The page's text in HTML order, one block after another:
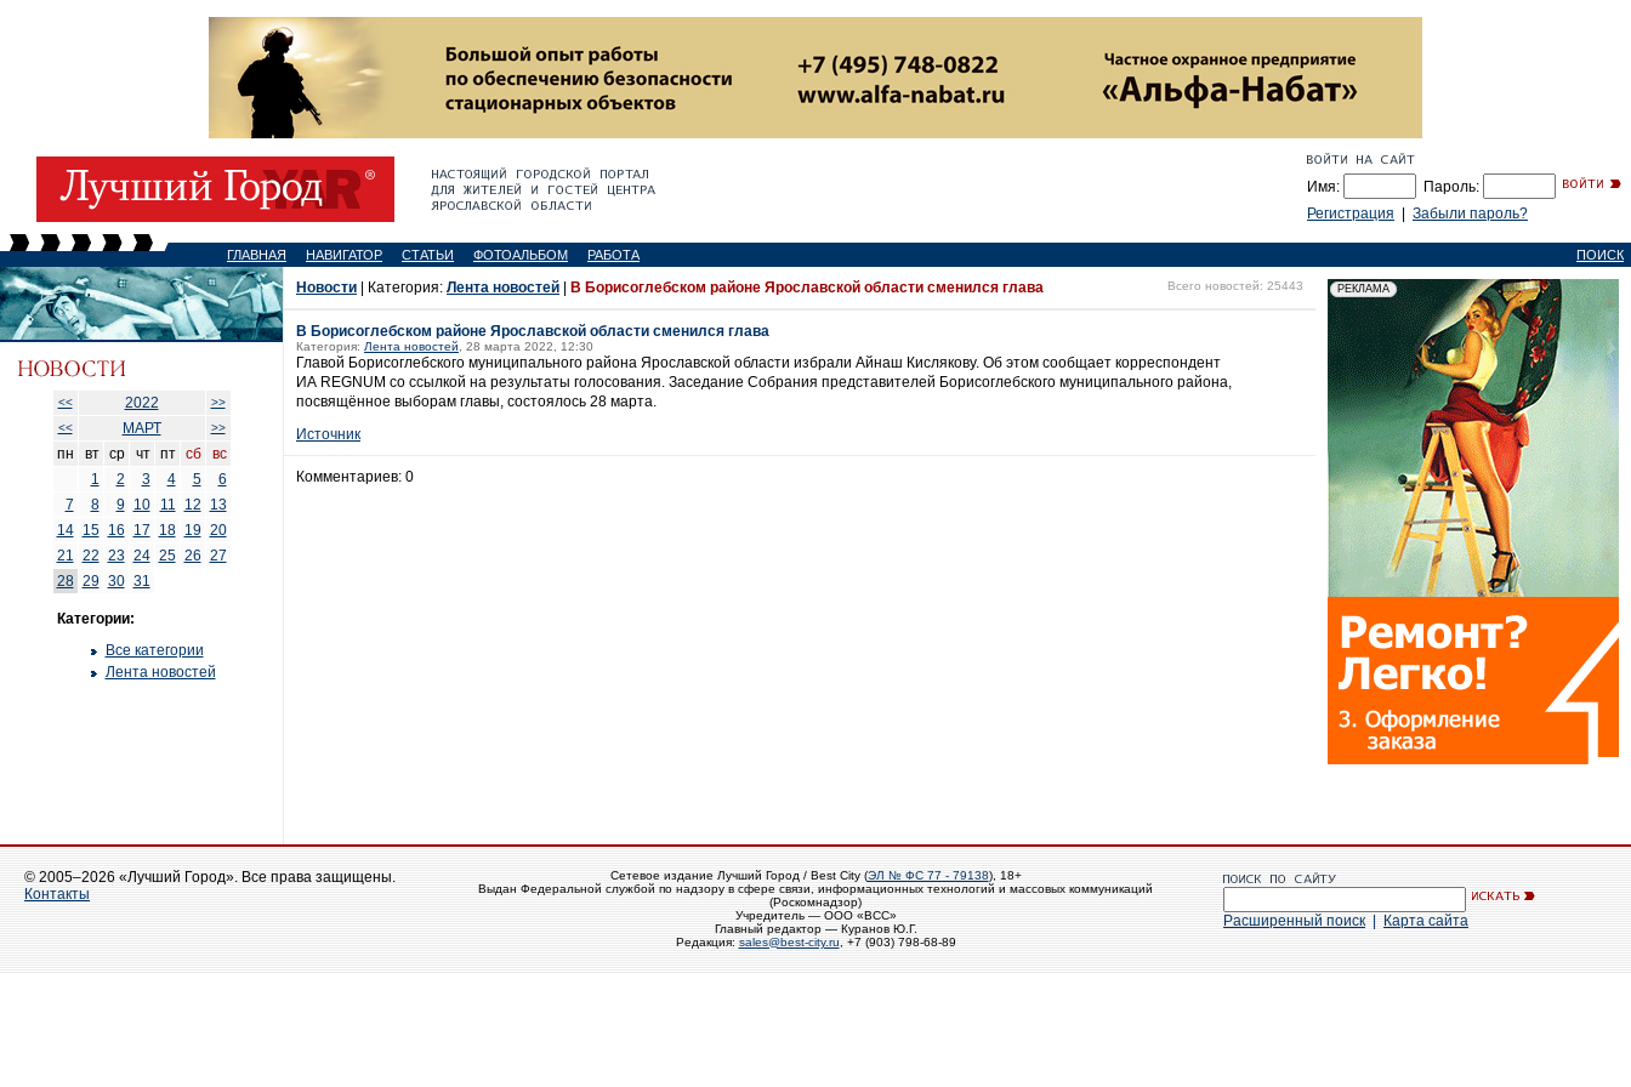
Имя:
Пароль:
Регистрация
Забыли пароль?
ГЛАВНАЯ НАВИГАТОР СТАТЬИ ФОТОАЛЬБОМ РАБОТА ПОИСК
<< 2022
>>
<<
МАРТ >>
пн вт ср чт пт сб
вс
1
2 3 4 5
6
7
8 9 10 11 12
13
14
15 16 17 18 19 20
21 22 23 24 25 26 27
28 29 30 31
Категории:
Все категории
Лента новостей
Новости | Категория: Лента новостей В Борисоглебском районе Ярославской области сменился глава Всего новостей: 25443
В Борисоглебском районе Ярославской области сменился глава
Категория: Лента новостей , 28 марта 2022, 12:30
Главой Борисоглебского муниципального района Ярославской области избрали Айнаш Кислякову. Об этом сообщает корреспондент
ИА REGNUM со ссылкой на результаты голосования. Заседание Собрания представителей Борисоглебского муниципального района,
посвящённое выборам главы, состоялось 28 марта.
Источник
Комментариев: 0
© 2005–2026 «Лучший Город». Все права защищены.
Контакты
Сетевое издание Лучший Город / Best City (ЭЛ № ФС 77 - 79138), 18+
Выдан Федеральной службой по надзору в сфере связи, информационных технологий и массовых коммуникаций
(Роскомнадзор)
Учредитель — ООО «ВСС»
Главный редактор — Куранов Ю.Г.
Редакция: sales@best-city.ru , +7 (903) 798-68-89
Расширенный поиск Карта сайта